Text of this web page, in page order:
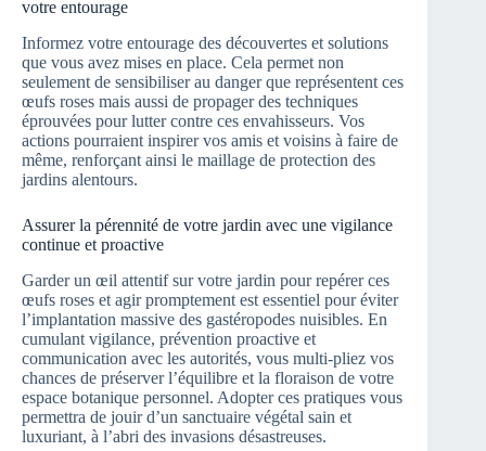
votre entourage
Informez votre entourage des découvertes et solutions
que vous avez mises en place. Cela permet non
seulement de sensibiliser au danger que représentent ces
œufs roses mais aussi de propager des techniques
éprouvées pour lutter contre ces envahisseurs. Vos
actions pourraient inspirer vos amis et voisins à faire de
même, renforçant ainsi le maillage de protection des
jardins alentours.
Assurer la pérennité de votre jardin avec une vigilance
continue et proactive
Garder un œil attentif sur votre jardin pour repérer ces
œufs roses et agir promptement est essentiel pour éviter
l’implantation massive des gastéropodes nuisibles. En
cumulant vigilance, prévention proactive et
communication avec les autorités, vous multi-pliez vos
chances de préserver l’équilibre et la floraison de votre
espace botanique personnel. Adopter ces pratiques vous
permettra de jouir d’un sanctuaire végétal sain et
luxuriant, à l’abri des invasions désastreuses.